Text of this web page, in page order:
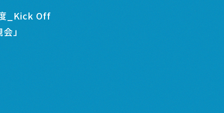
_Kick Off
」